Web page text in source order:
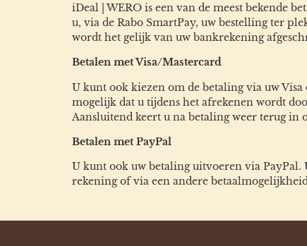
iDeal | WERO is een van de meest bekende
u, via de Rabo SmartPay, uw bestelling ter
wordt het gelijk van uw bankrekening
Betalen met Visa/Mastercard
U kunt ook kiezen om de betaling via uw
mogelijk dat u tijdens het afrekenen wordt
Aansluitend keert u na betaling weer terug in
Betalen met PayPal
U kunt ook uw betaling uitvoeren via PayPal.
rekening of via een andere